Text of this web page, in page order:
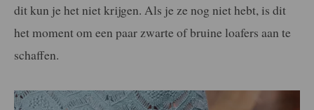
dit kun je het niet krijgen. Als je ze nog niet hebt, is dit
het moment om een ​​paar zwarte of bruine loafers aan te
schaffen.